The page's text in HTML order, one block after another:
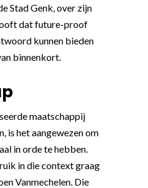
Stad Genk, over zijn
dat future-proof
kunnen bieden
binnenkort.
maatschappij
is het aangewezen om
in orde te hebben.
in die context graag
Vanmechelen. Die